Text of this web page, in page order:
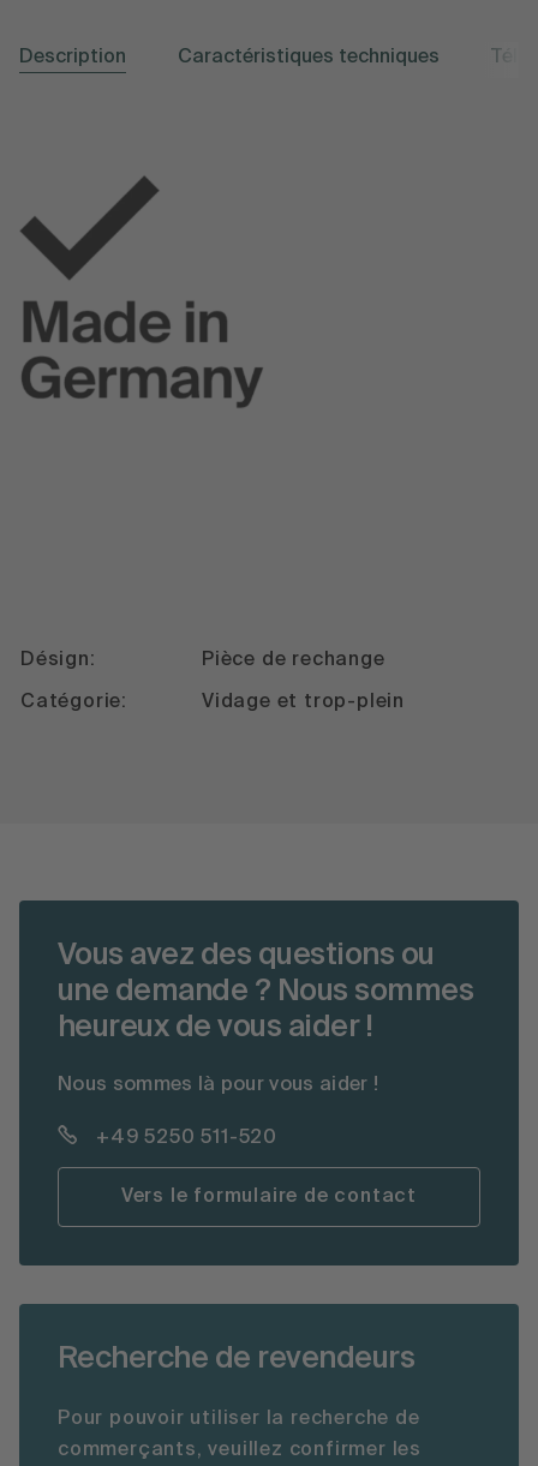
Description Caractéristiques techniques
Désign: Pièce de rechange
Catégorie: Vidage et trop-plein
Vous avez des questions ou
une demande ? Nous sommes
heureux de vous aider !
Nous sommes là pour vous aider !
+49 5250 511-520
Vers le formulaire de contact
Recherche de revendeurs
Pour pouvoir utiliser la recherche de
commerçants, veuillez confirmer les